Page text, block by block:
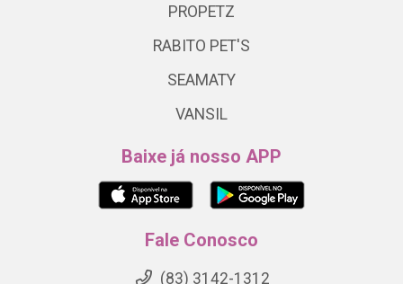
PROPETZ
RABITO PET'S
SEAMATY
VANSIL
Baixe já nosso APP
Fale Conosco
(83) 3142-1312